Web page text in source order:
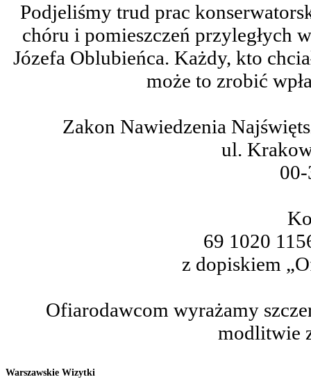
Podjeliśmy trud prac
chóru i pomieszczeń przyległych
Józefa Oblubieńca. Każdy, kto
może to zrobić
Zakon Nawiedzenia
ul.
00-
69 1020
z dopiskiem
Ofiarodawcom wyrażamy
modlitwie
Warszawskie Wizytki